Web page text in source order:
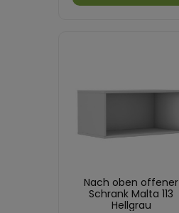
Nach oben offener
Schrank Malta 113
Hellgrau